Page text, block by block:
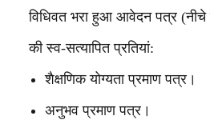
विधिवत भरा हुआ आवेदन पत्र
की स्व-सत्यापित प्रतियां:
शैक्षणिक योग्यता प्रमाण पत्र।
अनुभव प्रमाण पत्र।